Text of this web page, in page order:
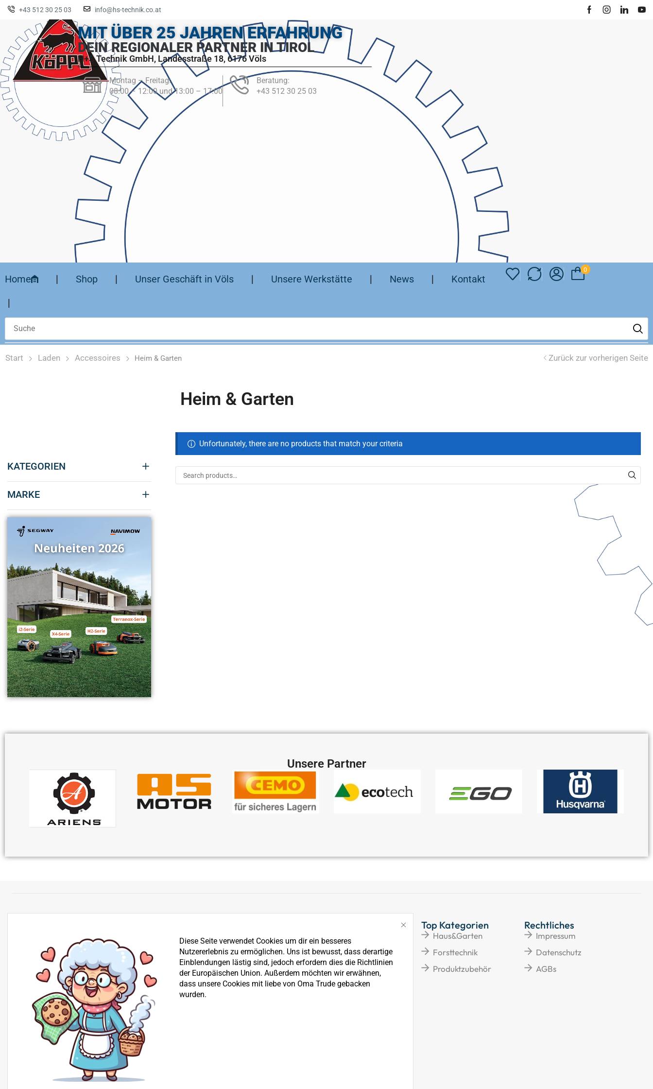
+43 512 30 25 03 info@hs-technik.co.at
MIT ÜBER 25 JAHREN ERFAHRUNG
DEIN REGIONALER PARTNER IN TIROL
H+S Technik GmbH, Landesstraße 18, 6176 Völs
Montag – Freitag:
08:00 – 12:00 und 13:00 – 17:00
Beratung:
+43 512 30 25 03
Home ❘ Shop ❘ Unser Geschäft in Völs ❘ Unsere Werkstätte ❘ News ❘ Kontakt
❘
0
Start Laden Accessoires Heim & Garten Zurück zur vorherigen Seite
KATEGORIEN
MARKE
Heim & Garten
Unfortunately, there are no products that match your criteria
Unsere Partner
Diese Seite verwendet Cookies um dir ein besseres
Nutzererlebnis zu ermöglichen. Uns ist bewusst, dass derartige
Einblendungen lästig sind, jedoch erfordern dies die Richtlinien
der Europäischen Union. Außerdem möchten wir erwähnen,
dass unsere Cookies mit liebe von Oma Trude gebacken
wurden.
Bereits seit über 25 Jahren befassen wir uns mit dem Verkauf, der Wartung und
der Reparatur von Garten-, Winter- und Kommunalgeräten.
+43 512 30 25 03
H+S Technik GmbH, Landesstraße 18, 6176 Völs
News
Kontakt
Top Kategorien
Haus&Garten
Forsttechnik
Produktzubehör
Rechtliches
Impressum
Datenschutz
AGBs